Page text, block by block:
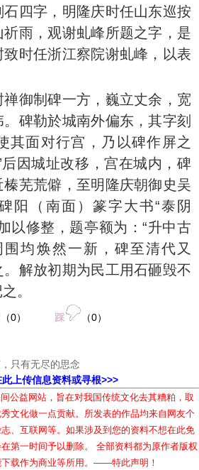
四字，明隆庆时任山东巡按
雨，观谢虬峰所题之字，是
时任浙江察院谢虬峰，以表
御制碑一方，巍立丈余，宽
碑勒於城南外偏东，其字刻
其面对行宫，乃以碑作屏之
后因城址改移，宫在城内，碑
芜荒僻，至明隆庆朝御史吴
阳（南面）篆字大书“泰阴
以修整，题亭额为：“升中古
均焕然一新，碑至清代又
解放初期为民工用石砸毁不
。
（0） 踩 （0）
只有无尽的思念
上传信息资料或寻根>>>
公益网站，旨在对我国传统文化去其糟粕，取
文化做一点贡献。所发表的作品均来自网友个
、互联网等。如果涉及到您的资料不想在此免
第一时间予以删除。 全部资料都为原作者版权
载作为商业等所用。——特此声明！